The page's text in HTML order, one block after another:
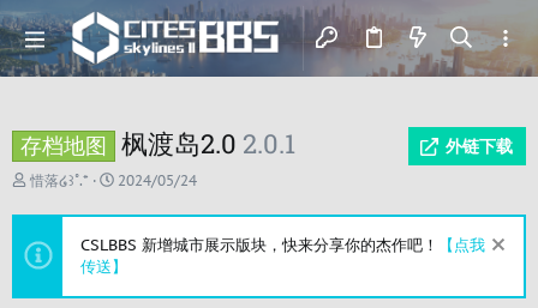
存档地图 枫渡岛2.0 2.0.1 外链下载
主
发
人
惜落໒꒱˚.*
开
时
间
2024/05/24
CSLBBS 新增城市展示版块，快来分享你的杰作吧！
【点我
传送】